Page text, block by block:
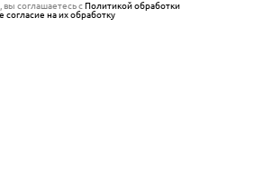
вы соглашаетесь сПолитикой обработки
согласие на их обработку